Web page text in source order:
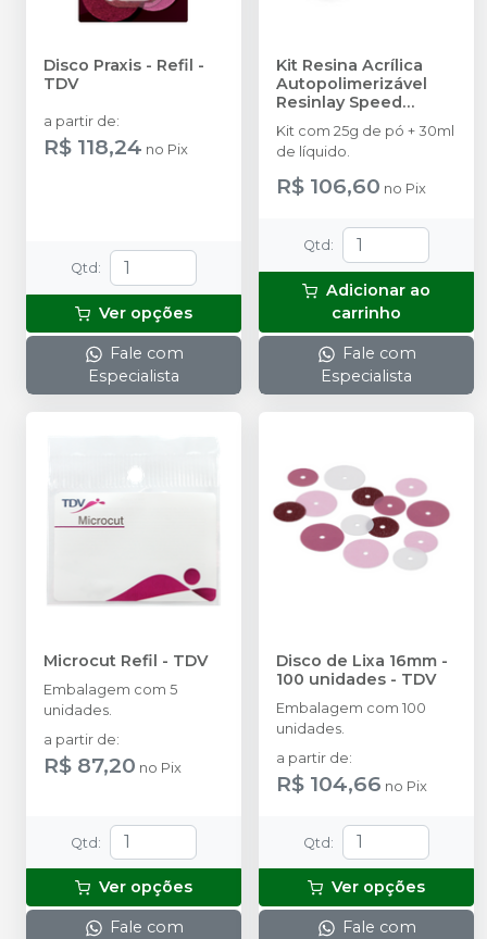
Disco Praxis - Refil -
TDV
a partir de:
R$ 118,24 no Pix
Qtd :
Ver opções
Fale com
Especialista
Kit Resina Acrílica
Autopolimerizável
Resinlay Speed
Pattern
TDV
Kit com 25g de pó + 30ml
de líquido.
R$ 106,60 no Pix
Qtd :
Adicionar ao
carrinho
Fale com
Especialista
Microcut Refil - TDV
Embalagem com 5
unidades.
a partir de:
R$ 87,20 no Pix
Qtd:
Ver opções
Fale com
Disco de Lixa 16mm -
100 unidades - TDV
Embalagem com 100
unidades.
a partir de:
R$ 104,66 no Pix
Qtd:
Ver opções
Fale com